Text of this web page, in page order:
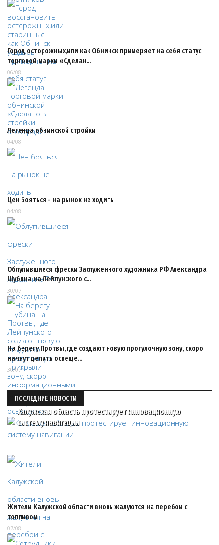
Город осторожных,или как Обнинск примеряет на себя статус
торговой марки «Сделан…
06/08
Легенда обнинской стройки
04/08
Цен бояться - на рынок не ходить
04/08
Облупившиеся фрески Заслуженного художника РФ Александра
Шубина на Лейпунского с…
30/07
На берегу Протвы, где создают новую прогулочную зону, скоро
начнут делать освеще…
30/07
ПОСЛЕДНИЕ НОВОСТИ
Калужская область протестирует инновационную
систему навигации
Жители Калужской области вновь жалуются на перебои с
топливом
07/08